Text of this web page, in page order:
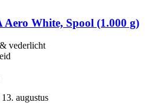
Aero White, Spool (1.000 g)
vederlicht
augustus